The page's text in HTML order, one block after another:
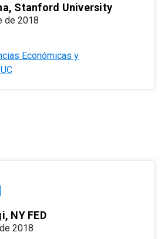
Stanford University
de 2018
Económicas y
NY FED
2018